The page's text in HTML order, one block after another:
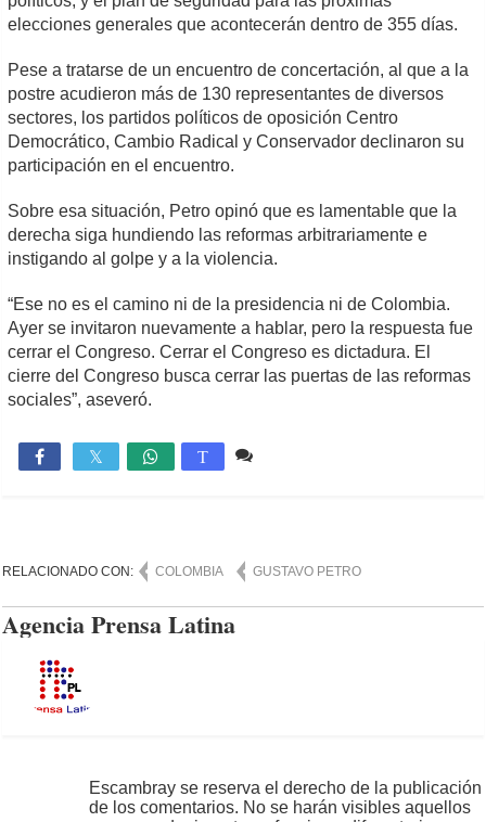
elecciones generales que acontecerán dentro de 355 días.
Pese a tratarse de un encuentro de concertación, al que a la
postre acudieron más de 130 representantes de diversos
sectores, los partidos políticos de oposición Centro
Democrático, Cambio Radical y Conservador declinaron su
participación en el encuentro.
Sobre esa situación, Petro opinó que es lamentable que la
derecha siga hundiendo las reformas arbitrariamente e
instigando al golpe y a la violencia.
“Ese no es el camino ni de la presidencia ni de Colombia.
Ayer se invitaron nuevamente a hablar, pero la respuesta fue
cerrar el Congreso. Cerrar el Congreso es dictadura. El
cierre del Congreso busca cerrar las puertas de las reformas
sociales”, aseveró.
 T
RELACIONADO CON: COLOMBIA GUSTAVO PETRO
Agencia Prensa Latina
Escambray se reserva el derecho de la publicación
de los comentarios. No se harán visibles aquellos